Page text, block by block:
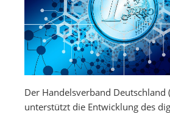
Der Handelsverband Deutschland
unterstützt die Entwicklung des